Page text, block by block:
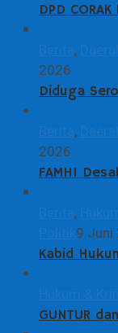
DPD
,
2026
Diduga
,
2026
FAMHI
,
9 Juni
Kabid
GUNTUR